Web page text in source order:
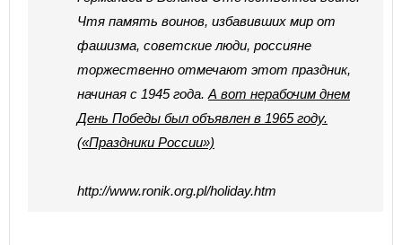
Чтя память воинов, избавивших мир от
фашизма, советские люди, россияне
торжественно отмечают этот праздник,
начиная с 1945 года. А вот нерабочим днем
День Победы был объявлен в 1965 году.
(«Праздники России»)
http://www.ronik.org.pl/holiday.htm